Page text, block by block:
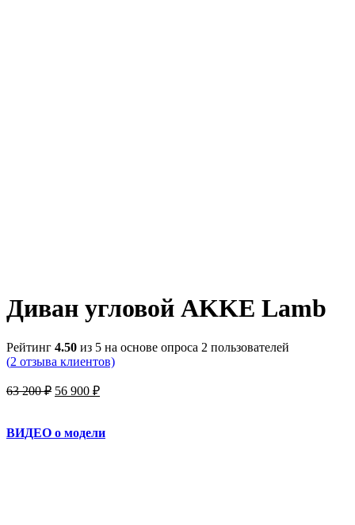
Диван угловой AKKE Lamb
Рейтинг 4.50 из 5 на основе опроса 2 пользователей
(2 отзыва клиентов)
63 200₽ Первоначальная
63 200 ₽.
56 900 ₽Текущая
ВИДЕО о модели